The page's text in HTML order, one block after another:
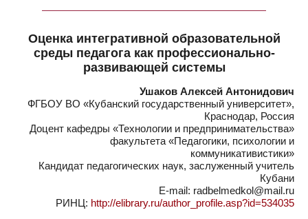
Оценка интегративной образовательной
среды педагога как профессионально-
развивающей системы
Ушаков Алексей Антонидович
ФГБОУ ВО «Кубанский государственный университет»,
Краснодар, Россия
Доцент кафедры «Технологии и предпринимательства»
факультета «Педагогики, психологии и
коммуникативистики»
Кандидат педагогических наук, заслуженный учитель
Кубани
E-mail: radbelmedkol@mail.ru
РИНЦ: http://elibrary.ru/author_profile.asp?id=534035